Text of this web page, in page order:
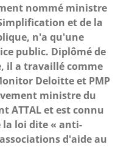
nommé ministre
et de la
n'a qu'une
public. Diplômé de
il a travaillé comme
Deloitte et PMP
ministre du
ATTAL et est connu
la loi dite « anti-
d'aide au